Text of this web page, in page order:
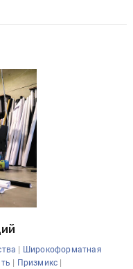
| Широкоформатная
| Призмикс |